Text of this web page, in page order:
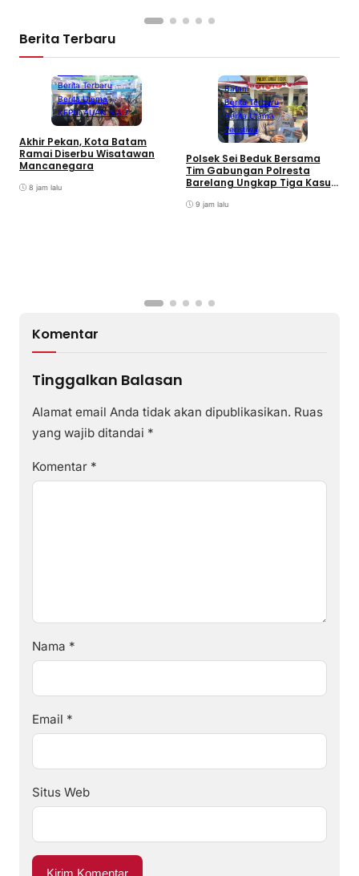
Berita Terbaru
Berita Terbaru
Berita Utama
KEPULAUAN RIAU
Akhir Pekan, Kota Batam
Ramai Diserbu Wisatawan
Mancanegara
8 jam lalu
Batam
Berita Terbaru
Berita Utama
Peristiwa
Polsek Sei Beduk Bersama
Tim Gabungan Polresta
Barelang Ungkap Tiga Kasus
9 jam lalu
Komentar
Tinggalkan Balasan
Alamat email Anda tidak akan dipublikasikan. Ruas
yang wajib ditandai *
Komentar *
Nama *
Email *
Situs Web